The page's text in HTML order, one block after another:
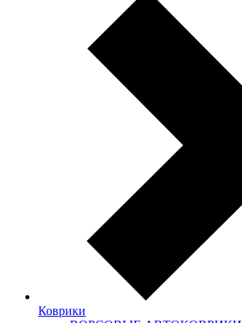
Коврики